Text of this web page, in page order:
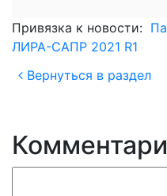
Привязка к новости:
ЛИРА-САПР 2021 R1
Вернуться в раздел